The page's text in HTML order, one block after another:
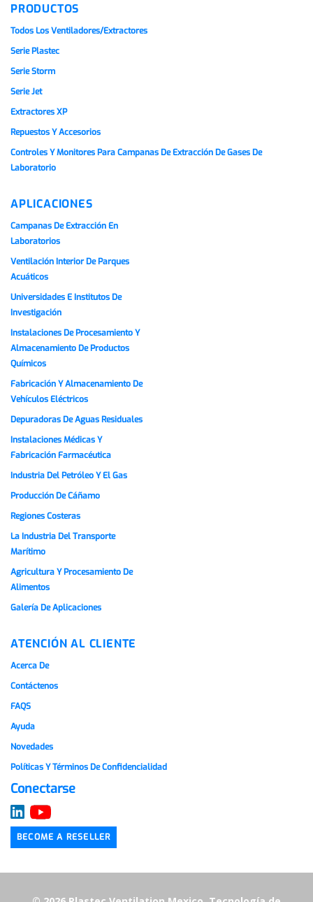
PRODUCTOS
Todos Los Ventiladores/extractores
Serie Plastec
Serie Storm
Serie Jet
Extractores XP
Repuestos Y Accesorios
Controles Y Monitores Para Campanas De Extracción De Gases De
Laboratorio
APLICACIONES
Campanas De Extracción En
Laboratorios
Ventilación Interior De Parques
Acuáticos
Universidades E Institutos De
Investigación
Instalaciones De Procesamiento Y
Almacenamiento De Productos
Químicos
Fabricación Y Almacenamiento De
Vehículos Eléctricos
Depuradoras De Aguas Residuales
Instalaciones Médicas Y
Fabricación Farmacéutica
Industria Del Petróleo Y El Gas
Producción De Cáñamo
Regiones Costeras
La Industria Del Transporte
Marítimo
Agricultura Y Procesamiento De
Alimentos
Galería De Aplicaciones
ATENCIÓN AL CLIENTE
Acerca De
Contáctenos
FAQS
Ayuda
Novedades
Políticas Y Términos De Confidencialidad
Conectarse
BECOME A RESELLER